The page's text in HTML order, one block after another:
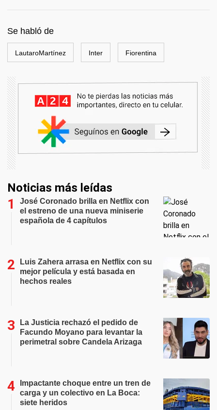
Se habló de
LautaroMartínez Inter Fiorentina
Noticias más leídas
José Coronado brilla en Netflix con
el estreno de una nueva miniserie
española de 4 capítulos
Luis Zahera arrasa en Netflix con su
mejor película y está basada en
hechos reales
La Justicia rechazó el pedido de
Facundo Moyano para levantar la
perimetral sobre Candela Arizaga
Impactante choque entre un tren de
carga y un colectivo en La Boca:
siete heridos